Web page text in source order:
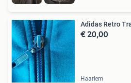
Adidas Retro
€ 20,00
Haarlem